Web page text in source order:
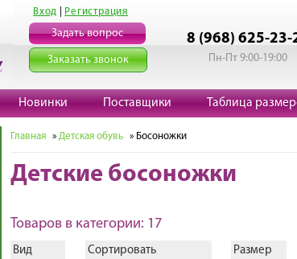
Вход Регистрация
Задать вопрос
Заказать звонок
8 (968) 625-23-
Пн-Пт 9:00-19:00
Новинки Поставщики Таблица
Главная » Детская обувь » Босоножки
Детские босоножки
Товаров в категории: 17
Вид Сортировать Размер